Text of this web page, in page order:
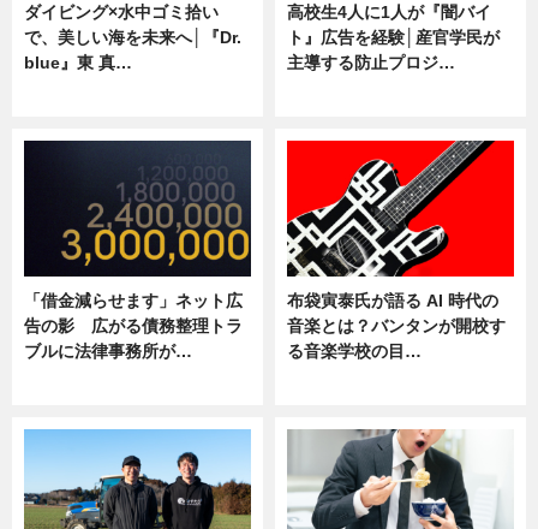
ダイビング×水中ゴミ拾い
で、美しい海を未来へ│『Dr.
blue』東 真…
高校生4人に1人が『闇バイ
ト』広告を経験│産官学民が
主導する防止プロジ…
「借金減らせます」ネット広
告の影 広がる債務整理トラ
ブルに法律事務所が…
布袋寅泰氏が語る AI 時代の
音楽とは？バンタンが開校す
る音楽学校の目…